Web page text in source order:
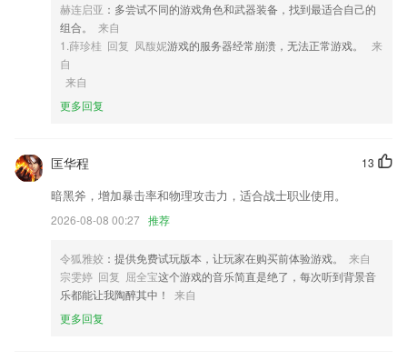
随地快速发布需求，发布内容依照教学内容进行。强大的阅读反馈机制，
灵活多样的沟通形式，使得家长和老师及时了解孩子的状况，更好的辅助
孩子学习及生活。
6,涵盖直播频道、经典手术、手把手教学、操作规范各频道，内容更加丰
富，方便您针对性学习专业手术知识。
1.教学设置的六个教学步骤环环相扣，由易到难，循序渐进，针对性地训
练儿童的听、说、读、写能力
2.经营管理
3.WCEC年度教育行业最具品牌价值奖
4.实用贴心功能：随身错题本和学习笔记。
5.易错题回顾，减少错误率。
6.在全新的App中，我们根据不同的内容精细划分了不同的频道，诸如投
赫连启亚 ：多尝试不同的游戏角色和武器装备，找到最适合自己的
组合。
来自
1.薛珍桂 回复 凤馥妮游戏的服务器经常崩溃，无法正常游戏。
来
自
来自
更多回复
13
匡华程
暗黑斧，增加暴击率和物理攻击力，适合战士职业使用。
2026-08-08 00:27 推荐
令狐雅姣 ：提供免费试玩版本，让玩家在购买前体验游戏。
来自
宗雯婷 回复 屈全宝这个游戏的音乐简直是绝了，每次听到背景音
乐都能让我陶醉其中！
来自
更多回复